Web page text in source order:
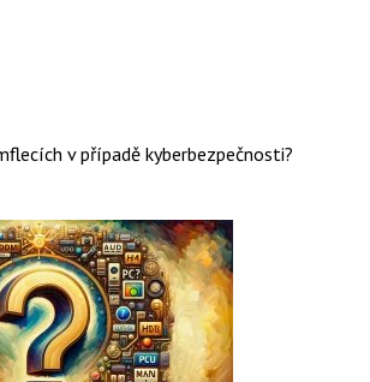
v případě kyberbezpečnosti?